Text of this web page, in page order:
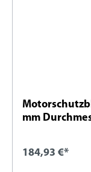
mm
184,93 €*